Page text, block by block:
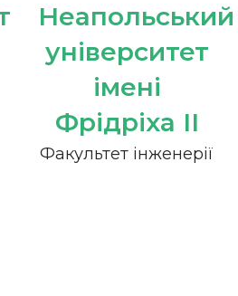
Неапольський
університет
імені
Фрідріха II
Факультет інженерії